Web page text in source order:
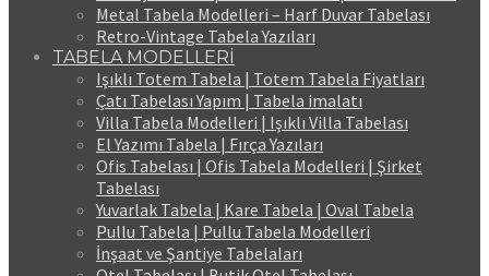
Metal Tabela Modelleri – Harf Duvar Tabelası
Retro-Vintage Tabela Yazıları
TABELA MODELLERİ
Işıklı Totem Tabela | Totem Tabela Fiyatları
Çatı Tabelası Yapım | Tabela imalatı
Villa Tabela Modelleri | Işıklı Villa Tabelası
El Yazımı Tabela | Fırça Yazıları
Ofis Tabelası | Ofis Tabela Modelleri | Şirket
Tabelası
Yuvarlak Tabela | Kare Tabela | Oval Tabela
Pullu Tabela | Pullu Tabela Modelleri
İnşaat ve Şantiye Tabelaları